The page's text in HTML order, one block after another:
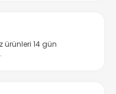
ürünleri 14 gün